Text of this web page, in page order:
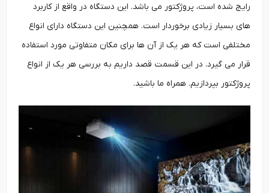
رایج شده است، پروژکتور می باشد. این دستگاه در واقع از کاربرد
های بسیار زیادی برخوردار است. همچنین این دستگاه دارای انواع
مختلفی است که هر یک از آن ها برای مکان متفاوتی مورد استفاده
قرار می گیرد. در این قسمت قصد داریم به بررسی هر یک از انواع
پروژکتور بپردازیم. همراه ما باشید.